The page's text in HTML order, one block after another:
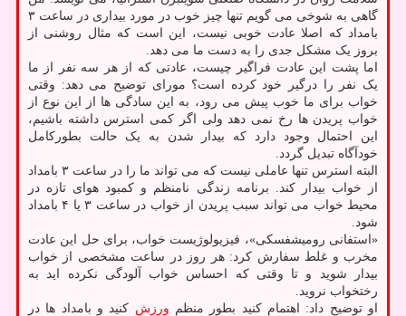
گاهی به شوخی می گویم تنها چیز خوب در مورد بیداری در ساعت ۳
بامداد که اصلا عادت خوبی نیست، این است که مثال روشنی از
بروز یک مشکل جدی را به دست ما می دهد.
اما پشت این عادت فراگیر چیست، عادتی که از هر سه نفر از ما
یک نفر را درگیر خود کرده است؟ مورای توضیح می دهد: وقتی
خواب برای ما خوب پیش می رود، به این سادگی ها از این نوع از
خواب پریدن ها رخ نمی دهد ولی اگر کمی استرس داشته باشیم،
این احتمال وجود دارد که بیدار شدن به یک حالت بطورکامل
خودآگاه تبدیل گردد.
البته استرس تنها عاملی نیست که می تواند ما را در ساعت ۳ بامداد
از خواب بیدار کند. برنامه زندگی نامنظم و کمبود هوای تازه در
محیط خواب می تواند سبب پریدن از خواب در ساعت ۳ یا ۴ بامداد
شود.
«استفانی رومیشفسکی»، فیزیولوژیست خواب، برای حل این عادت
مخرب و غلط سفارش کرد: هر روز در ساعت مشخصی از خواب
بیدار شوید و تا وقتی که احساس خواب آلودگی نکرده اید به
رختخواب نروید.
او توضیح داد: اهتمام کنید بطور منظم ورزش کنید و بامداد ها در